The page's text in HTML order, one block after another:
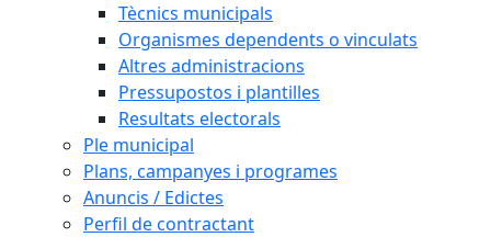
Tècnics municipals
Organismes dependents o vinculats
Altres administracions
Pressupostos i plantilles
Resultats electorals
Ple municipal
Plans, campanyes i programes
Anuncis / Edictes
Perfil de contractant